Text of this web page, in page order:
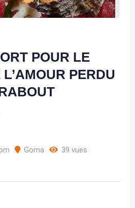
POUR LE
PERDU
Goma 39 vues